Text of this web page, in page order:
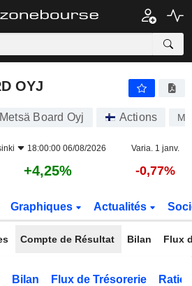
OYJ
Board Oyj Actions
18:00:00 06/08/2026 Varia. 1 janv.
+4,25% -0,77%
Graphiques Actualités
Compte de Résultat Bilan Flux
Bilan Flux de Trésorerie